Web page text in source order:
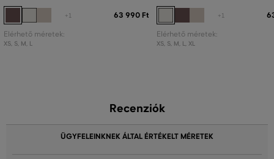
+1 63 990 Ft
Elérhető méretek:
XS, S, M, L
+1
Elérhető méretek:
XS, S, M, L, XL
Recenziók
ÜGYFELEINKNEK ÁLTAL ÉRTÉKELT MÉRETEK